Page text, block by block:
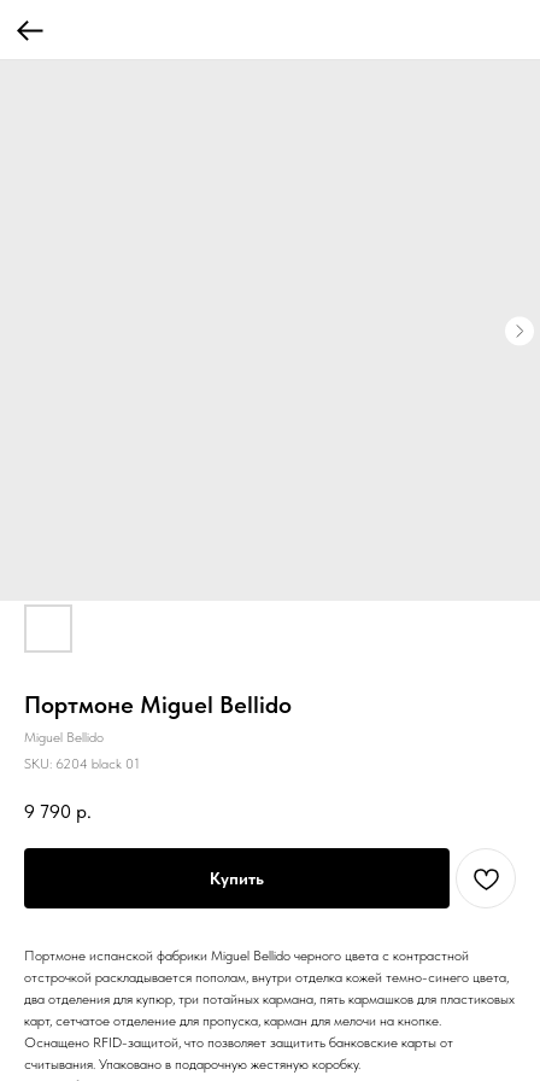
Портмоне Miguel Bellido
Miguel Bellido
SKU: 6204 black 01
9 790 р.
Купить
Портмоне испанской фабрики Miguel Bellido черного цвета с контрастной
отстрочкой раскладывается пополам, внутри отделка кожей темно-синего цвета,
два отделения для купюр, три потайных кармана, пять кармашков для пластиковых
карт, сетчатое отделение для пропуска, карман для мелочи на кнопке.
Оснащено RFID-защитой, что позволяет защитить банковские карты от
считывания. Упаковано в подарочную жестяную коробку.